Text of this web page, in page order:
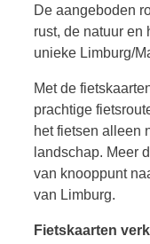
De aangeboden
rust, de natuur en
unieke Limburg/
Met de
prachtige
het fietsen alleen
landschap. Meer
van knooppunt
van Limburg.
Fietskaarten